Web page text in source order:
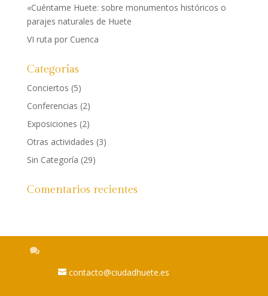
«Cuéntame Huete: sobre monumentos históricos o
parajes naturales de Huete
VI ruta por Cuenca
Categorías
Conciertos (5)
Conferencias (2)
Exposiciones (2)
Otras actividades (3)
Sin Categoría (29)
Comentarios recientes

contacto@ciudadhuete.es